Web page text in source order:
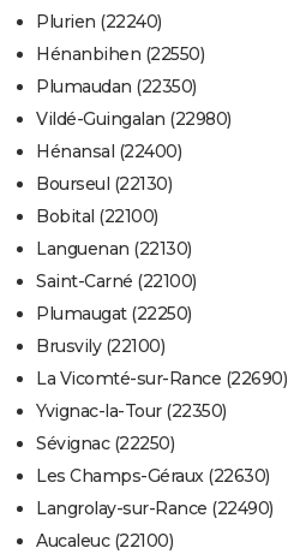
Plurien (22240)
Hénanbihen (22550)
Plumaudan (22350)
Vildé-Guingalan (22980)
Hénansal (22400)
Bourseul (22130)
Bobital (22100)
Languenan (22130)
Saint-Carné (22100)
Plumaugat (22250)
Brusvily (22100)
La Vicomté-sur-Rance (22690)
Yvignac-la-Tour (22350)
Sévignac (22250)
Les Champs-Géraux (22630)
Langrolay-sur-Rance (22490)
Aucaleuc (22100)